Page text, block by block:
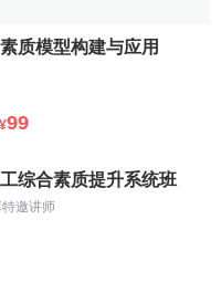
质模型构建与应用
¥99
综合素质提升系统班
特邀讲师